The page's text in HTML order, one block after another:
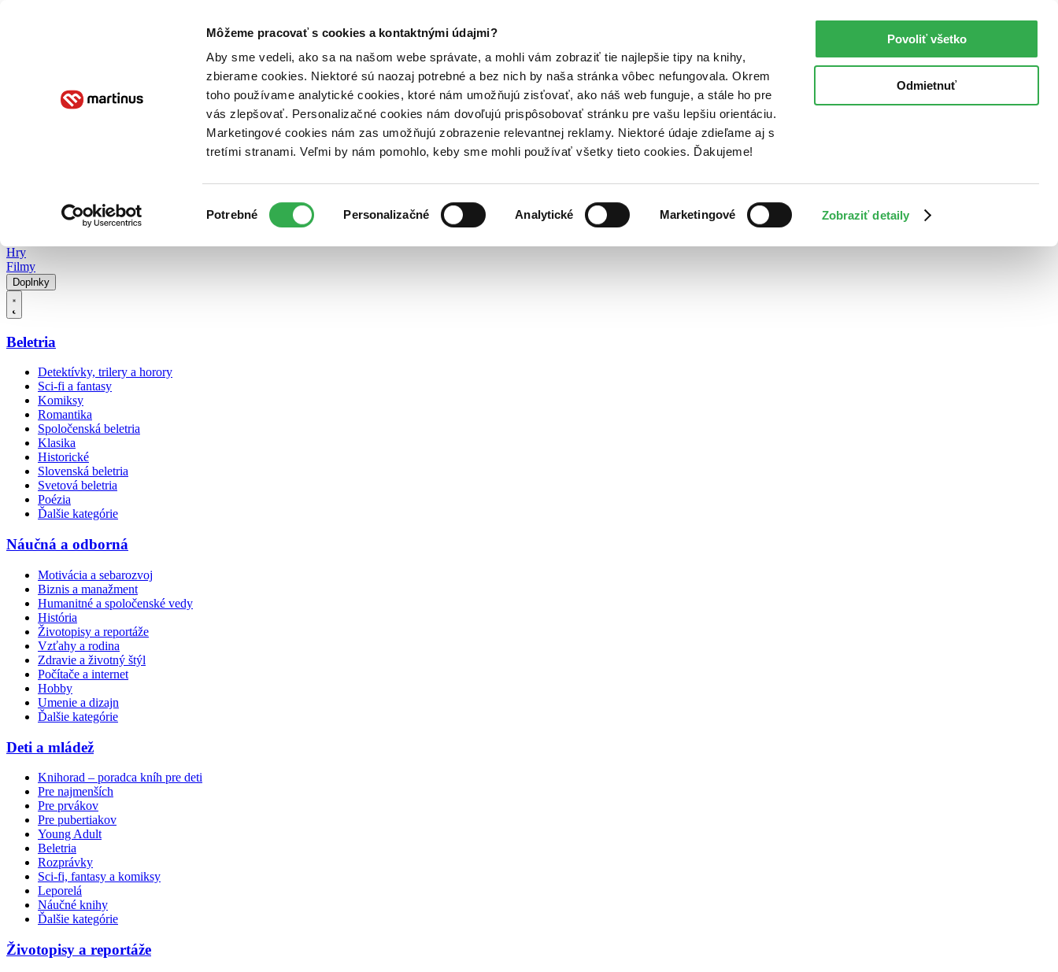
Môžeme pracovať s cookies a kontaktnými údajmi?
Aby sme vedeli, ako sa na našom webe správate, a mohli vám zobraziť tie najlepšie tipy na knihy,
zbierame cookies. Niektoré sú naozaj potrebné a bez nich by naša stránka vôbec nefungovala. Okrem
toho používame analytické cookies, ktoré nám umožňujú zisťovať, ako náš web funguje, a stále ho pre
vás zlepšovať. Personalizačné cookies nám dovoľujú prispôsobovať stránku pre vašu lepšiu orientáciu.
Marketingové cookies nám zas umožňujú zobrazenie relevantnej reklamy. Niektoré údaje zdieľame aj s
tretími stranami. Veľmi by nám pomohlo, keby sme mohli používať všetky tieto cookies. Ďakujeme!
súhlasu
Potrebné Personalizačné Analytické Marketingové Zobraziť detaily
Povoliť všetko
Odmietnuť
Poukážky Kontakt
Hry
Filmy
Doplnky
Beletria
Detektívky, trilery a horory
Sci-fi a fantasy
Komiksy
Romantika
Spoločenská beletria
Klasika
Historické
Slovenská beletria
Svetová beletria
Poézia
Ďalšie kategórie
Náučná a odborná
Motivácia a sebarozvoj
Biznis a manažment
Humanitné a spoločenské vedy
História
Životopisy a reportáže
Vzťahy a rodina
Zdravie a životný štýl
Počítače a internet
Hobby
Umenie a dizajn
Ďalšie kategórie
Deti a mládež
Knihorad – poradca kníh pre deti
Pre najmenších
Pre prvákov
Pre pubertiakov
Young Adult
Beletria
Rozprávky
Sci-fi, fantasy a komiksy
Leporelá
Náučné knihy
Ďalšie kategórie
Životopisy a reportáže